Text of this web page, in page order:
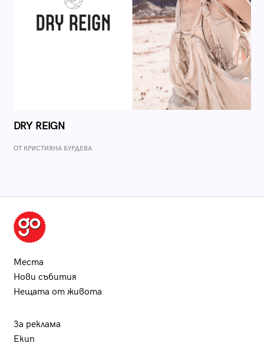
DRY REIGN
ОТ КРИСТИЯНА БУРДЕВА
Места
Нови събития
Нещата от живота
За реклама
Екип